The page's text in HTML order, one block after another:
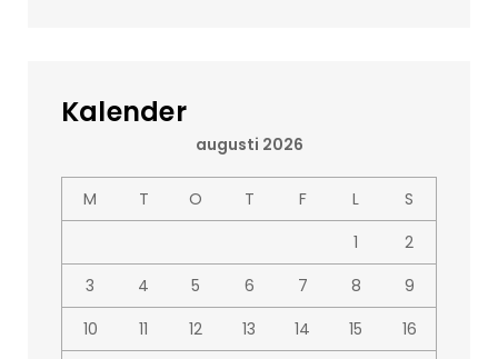
Kalender
augusti 2026
M T O T F L
S
1
2
3
4 5 6 7 8
9
10
11 12 13 14 15
16